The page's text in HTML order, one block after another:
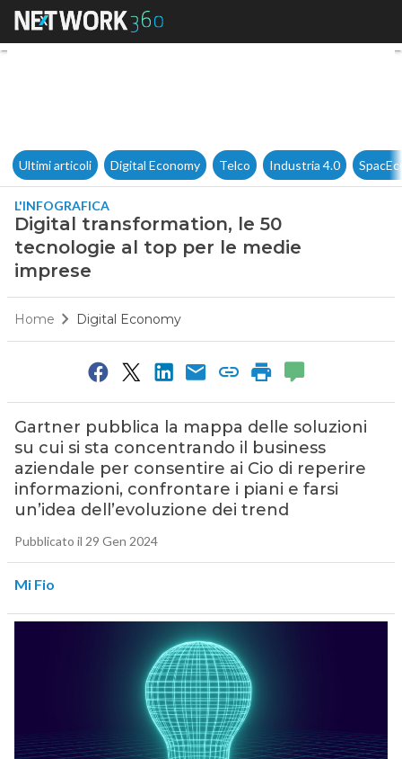
Digital transformation, le 50
Ultimi articoli Digital Economy Telco Industria 4.0
L'INFOGRAFICA
Digital transformation, le 50
tecnologie al top per le medie
imprese
Home Digital Economy
Gartner pubblica la mappa delle soluzioni
su cui si sta concentrando il business
aziendale per consentire ai Cio di reperire
informazioni, confrontare i piani e farsi
un’idea dell’evoluzione dei trend
Pubblicato il 29 Gen 2024
Mi Fio